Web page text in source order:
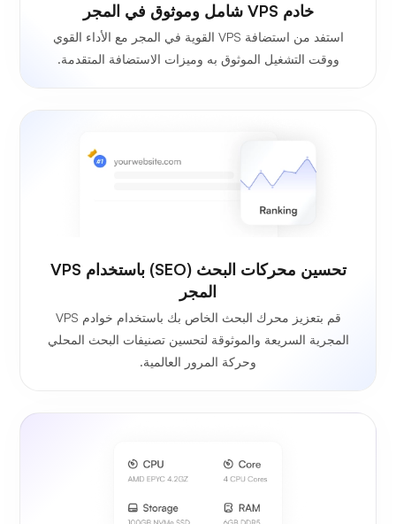
خادم VPS شامل وموثوق في المجر
استفد من استضافة VPS القوية في المجر مع الأداء القوي
ووقت التشغيل الموثوق به وميزات الاستضافة المتقدمة.
تحسين محركات البحث (SEO) باستخدام VPS
المجر
قم بتعزيز محرك البحث الخاص بك باستخدام خوادم VPS
المجرية السريعة والموثوقة لتحسين تصنيفات البحث المحلي
وحركة المرور العالمية.